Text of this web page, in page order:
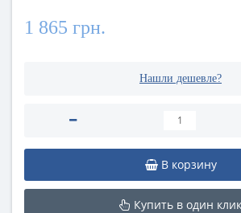
1 865 грн.
Нашли дешевле?
В корзину
Купить в один клик